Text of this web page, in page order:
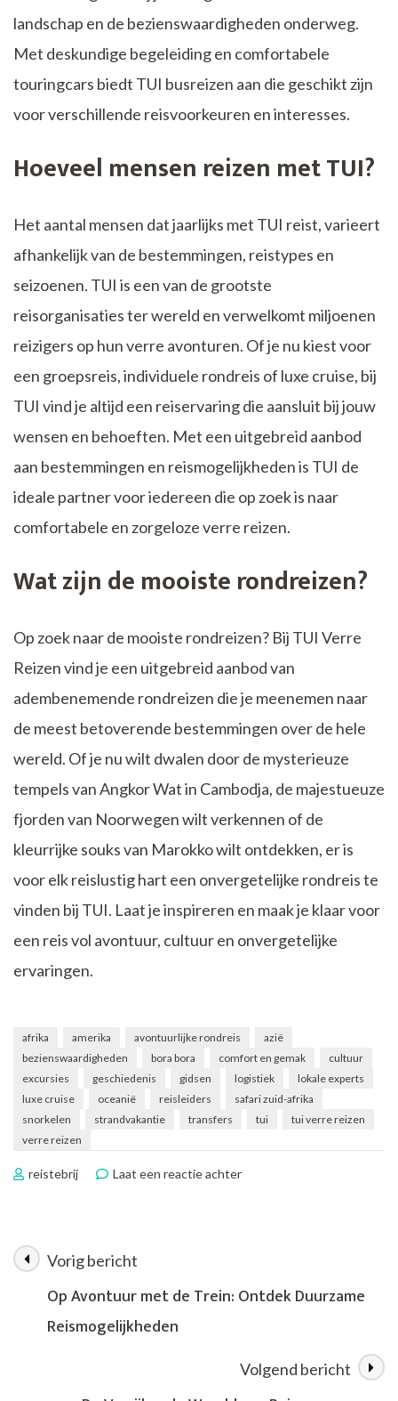
landschap en de bezienswaardigheden onderweg.
Met deskundige begeleiding en comfortabele
touringcars biedt TUI busreizen aan die geschikt zijn
voor verschillende reisvoorkeuren en interesses.
Hoeveel mensen reizen met TUI?
Het aantal mensen dat jaarlijks met TUI reist, varieert
afhankelijk van de bestemmingen, reistypes en
seizoenen. TUI is een van de grootste
reisorganisaties ter wereld en verwelkomt miljoenen
reizigers op hun verre avonturen. Of je nu kiest voor
een groepsreis, individuele rondreis of luxe cruise, bij
TUI vind je altijd een reiservaring die aansluit bij jouw
wensen en behoeften. Met een uitgebreid aanbod
aan bestemmingen en reismogelijkheden is TUI de
ideale partner voor iedereen die op zoek is naar
comfortabele en zorgeloze verre reizen.
Wat zijn de mooiste rondreizen?
Op zoek naar de mooiste rondreizen? Bij TUI Verre
Reizen vind je een uitgebreid aanbod van
adembenemende rondreizen die je meenemen naar
de meest betoverende bestemmingen over de hele
wereld. Of je nu wilt dwalen door de mysterieuze
tempels van Angkor Wat in Cambodja, de majestueuze
fjorden van Noorwegen wilt verkennen of de
kleurrijke souks van Marokko wilt ontdekken, er is
voor elk reislustig hart een onvergetelijke rondreis te
vinden bij TUI. Laat je inspireren en maak je klaar voor
een reis vol avontuur, cultuur en onvergetelijke
ervaringen.
afrika amerika avontuurlijke rondreis
azië
bezienswaardigheden
bora bora comfort en gemak
cultuur
excursies
geschiedenis gidsen logistiek
lokale experts
luxe cruise
oceanië reisleiders
safari zuid-afrika
snorkelen
strandvakantie transfers tui
tui verre reizen
verre reizen
reistebrij Laat een reactie achterop
Reizen:
Avontuurlijke
Bestemmingen
Berichtnavigatie
Vorig bericht
Op Avontuur met de Trein: Ontdek Duurzame
Reismogelijkheden
Volgend bericht